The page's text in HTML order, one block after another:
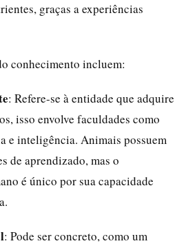
graças a experiências
conhecimento incluem:
: Refere-se à entidade que adquire
isso envolve faculdades como
e inteligência. Animais possuem
de aprendizado, mas o
é único por sua capacidade
: Pode ser concreto, como um